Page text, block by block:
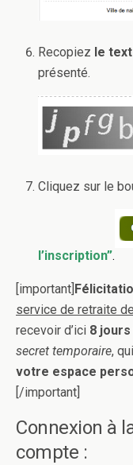
Recopiez le
présenté.
Cliquez sur le
l’inscription”.
[important]
service de retraite
recevoir d’ici 8 jours
secret temporaire,
votre espace
[/important]
Connexion à
compte :